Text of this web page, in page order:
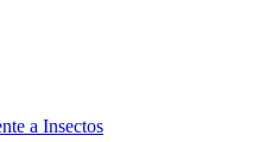
a Insectos